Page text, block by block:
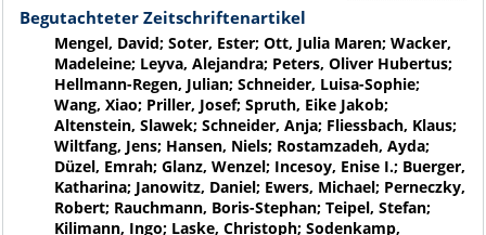
Begutachteter Zeitschriftenartikel
Mengel, David; Soter, Ester; Ott, Julia Maren; Wacker,
Madeleine; Leyva, Alejandra; Peters, Oliver Hubertus;
Hellmann-Regen, Julian; Schneider, Luisa-Sophie;
Wang, Xiao; Priller, Josef; Spruth, Eike Jakob;
Altenstein, Slawek; Schneider, Anja; Fliessbach, Klaus;
Wiltfang, Jens; Hansen, Niels; Rostamzadeh, Ayda;
Düzel, Emrah; Glanz, Wenzel; Incesoy, Enise I.; Buerger,
Katharina; Janowitz, Daniel; Ewers, Michael; Perneczky,
Robert; Rauchmann, Boris-Stephan; Teipel, Stefan;
Kilimann, Ingo; Laske, Christoph; Sodenkamp,